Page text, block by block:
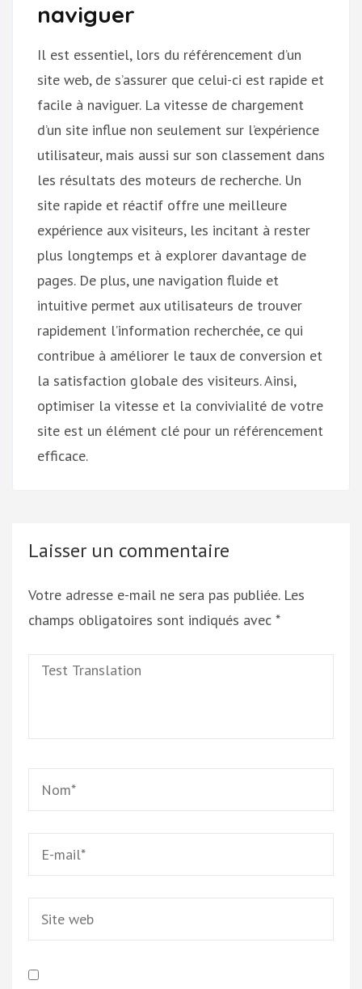
naviguer
Il est essentiel, lors du référencement d’un
site web, de s’assurer que celui-ci est rapide et
facile à naviguer. La vitesse de chargement
d’un site influe non seulement sur l’expérience
utilisateur, mais aussi sur son classement dans
les résultats des moteurs de recherche. Un
site rapide et réactif offre une meilleure
expérience aux visiteurs, les incitant à rester
plus longtemps et à explorer davantage de
pages. De plus, une navigation fluide et
intuitive permet aux utilisateurs de trouver
rapidement l’information recherchée, ce qui
contribue à améliorer le taux de conversion et
la satisfaction globale des visiteurs. Ainsi,
optimiser la vitesse et la convivialité de votre
site est un élément clé pour un référencement
efficace.
Laisser un commentaire
Votre adresse e-mail ne sera pas publiée. Les
champs obligatoires sont indiqués avec *
Test